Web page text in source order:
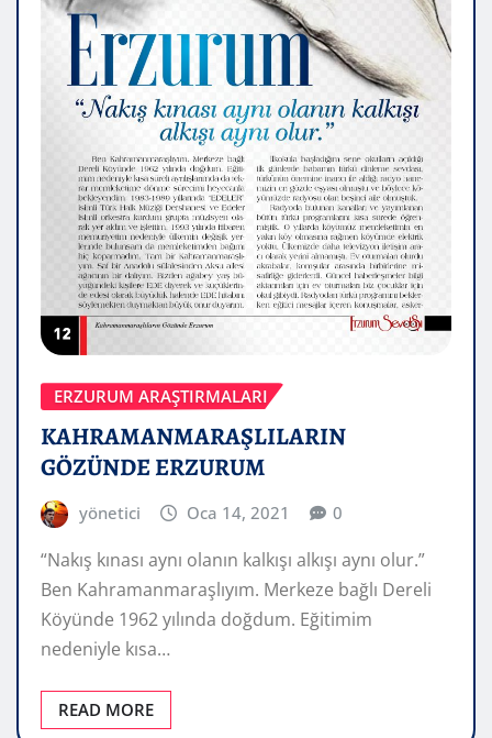
ERZURUM ARAŞTIRMALARI
KAHRAMANMARAŞLILARIN
GÖZÜNDE ERZURUM
yönetici Oca 14, 2021 0
“Nakış kınası aynı olanın kalkışı alkışı aynı olur.”
Ben Kahramanmaraşlıyım. Merkeze bağlı Dereli
Köyünde 1962 yılında doğdum. Eğitimim
nedeniyle kısa…
READ MORE